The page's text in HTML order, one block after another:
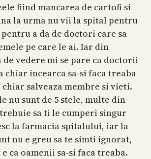
fiind mancarea de cartofi si
la urma nu vii la spital pentru
a da de doctori care sa
pe care le ai. Iar din
de vedere mi se pare ca doctorii
chiar incearca sa-si faca treaba
chiar salveaza membre si vieti.
nu sunt de 5 stele, multe din
sa ti le cumperi singur
la farmacia spitalului, iar la
nu e greu sa te simti ignorat,
ca oamenii sa-si faca treaba.